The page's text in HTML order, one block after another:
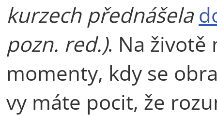
kurzech přednášela
pozn. red.). Na životě
momenty, kdy se
vy máte pocit, že